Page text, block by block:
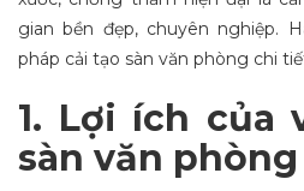
gian bền đẹp, chuyên nghiệp.
pháp cải tạo sàn văn phòng chi
1. Lợi ích của
sàn văn phòng